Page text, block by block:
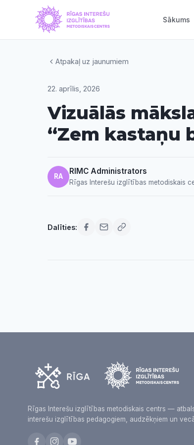
Sākums
Atpakaļ uz jaunumiem
22. aprīlis, 2026
Vizuālās
“Zem kastaņu
RA
RIMC Administrators
Rīgas Interešu izglītības metodiskais
Dalīties:
Rīgas Interešu izglītības metodiskais centrs —
interešu izglītības pedagogiem, audzēkņiem un